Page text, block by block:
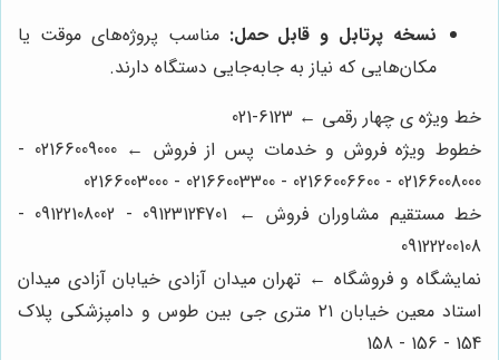
نسخه پرتابل و قابل حمل: مناسب پروژه‌های موقت یا
مکان‌هایی که نیاز به جابه‌جایی دستگاه دارند.
خط ویژه ی چهار رقمی ← 6123-021
خطوط ویژه فروش و خدمات پس از فروش ← 02166009000 -
02166008000 - 02166006600 - 02166003300 - 02166003000
خط مستقیم مشاوران فروش ← 09123124701 - 09122108002 -
09122200108
نمایشگاه و فروشگاه ← تهران میدان آزادی خیابان آزادی میدان
استاد معین خیابان ۲۱ متری جی بین طوس و دامپزشکی پلاک
154 - 156 - 158